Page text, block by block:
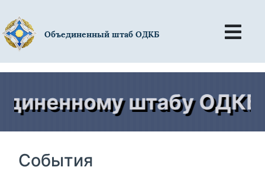
Объединенный штаб ОДКБ
штабу ОДКБ - 20
События